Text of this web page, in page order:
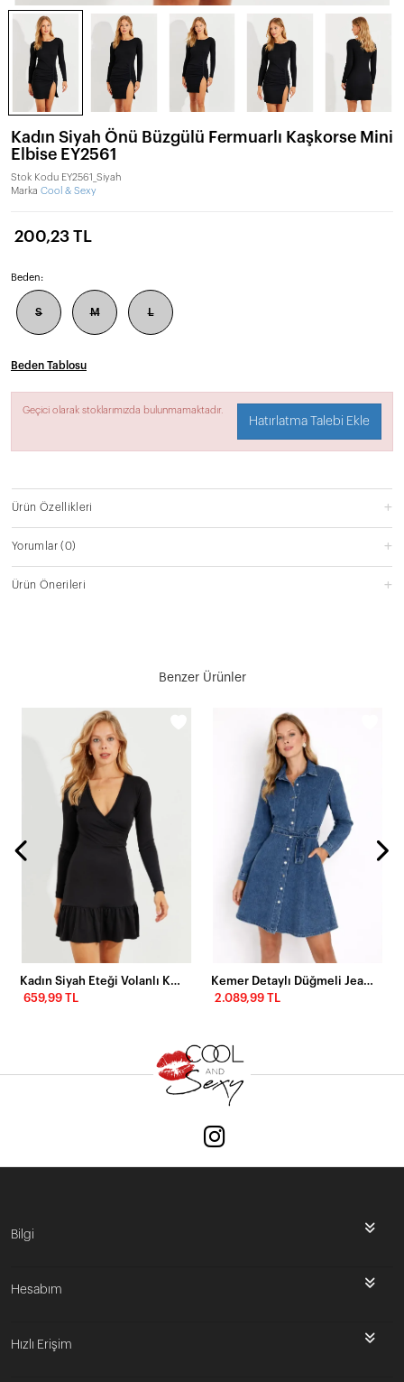
Kadın Siyah Önü Büzgülü Fermuarlı Kaşkorse Mini
Elbise EY2561
Stok Kodu EY2561_Siyah
Marka Cool & Sexy
200,23 TL
Beden:
S M L
Beden Tablosu
Geçici olarak stoklarımızda bulunmamaktadır.
Hatırlatma Talebi Ekle
Ürün Özellikleri
Yorumlar(0)
Ürün Önerileri
Benzer Ürünler
659,99 TL
2.089,99 TL
Bilgi
Hesabım
Hızlı Erişim